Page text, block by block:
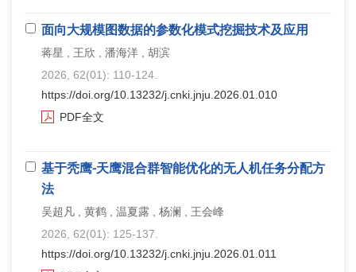
面向大规模图数据的参数化模式挖掘技术及应用
蒋星 , 王欣 , 潘海洋 , 胡滨
2026, 62(01): 110-124.
https://doi.org/10.13232/j.cnki.jnju.2026.01.010
PDF全文
基于秃鹰⁃天鹰混合群智能优化的无人机任务分配方
法
吴超凡 , 黄鹤 , 温夏露 , 杨澜 , 王会峰
2026, 62(01): 125-137.
https://doi.org/10.13232/j.cnki.jnju.2026.01.011